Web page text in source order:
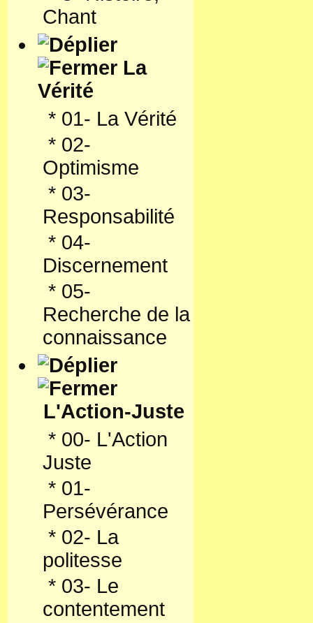
Chant
La
Vérité
* 01- La Vérité
* 02-
Optimisme
* 03-
Responsabilité
* 04-
Discernement
* 05-
Recherche de la
connaissance
L'Action-Juste
* 00- L'Action
Juste
* 01-
Persévérance
* 02- La
politesse
* 03- Le
contentement